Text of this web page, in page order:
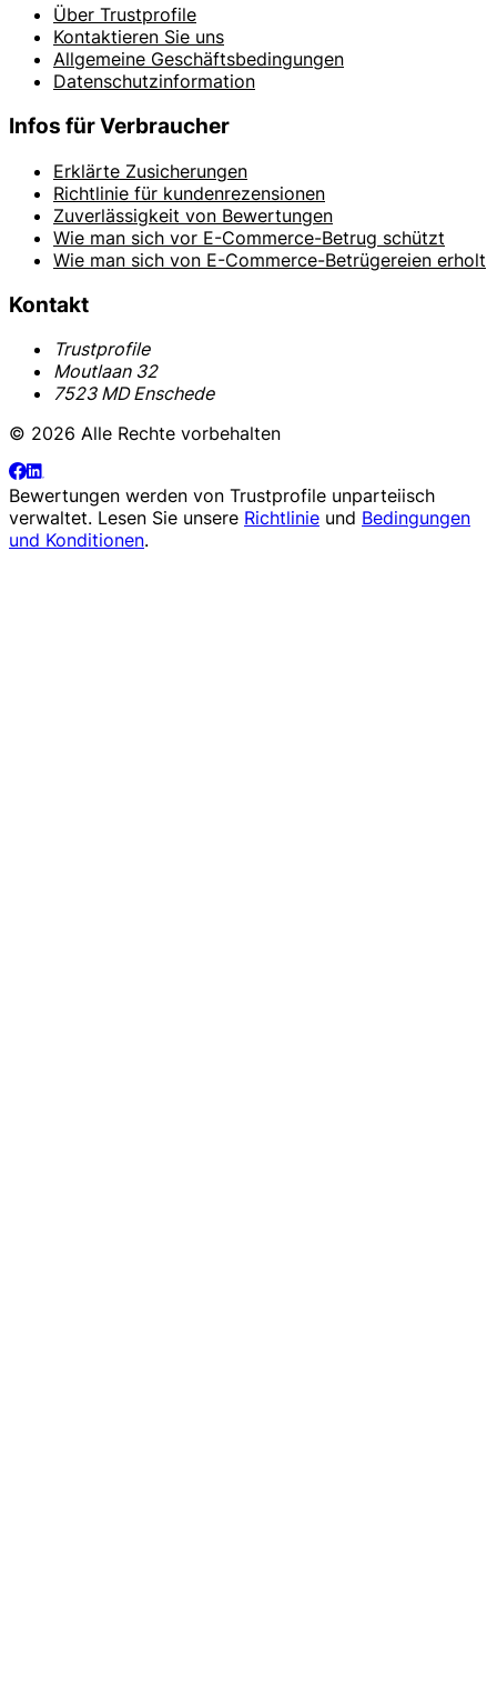
Über Trustprofile
Kontaktieren Sie uns
Allgemeine Geschäftsbedingungen
Datenschutzinformation
Infos für Verbraucher
Erklärte Zusicherungen
Richtlinie für kundenrezensionen
Zuverlässigkeit von Bewertungen
Wie man sich vor E-Commerce-Betrug schützt
Wie man sich von E-Commerce-Betrügereien erholt
Kontakt
Trustprofile
Moutlaan 32
7523 MD Enschede
© 2026 Alle Rechte vorbehalten
Bewertungen werden von Trustprofile unparteiisch
verwaltet. Lesen Sie unsere Richtlinie und Bedingungen
und Konditionen.